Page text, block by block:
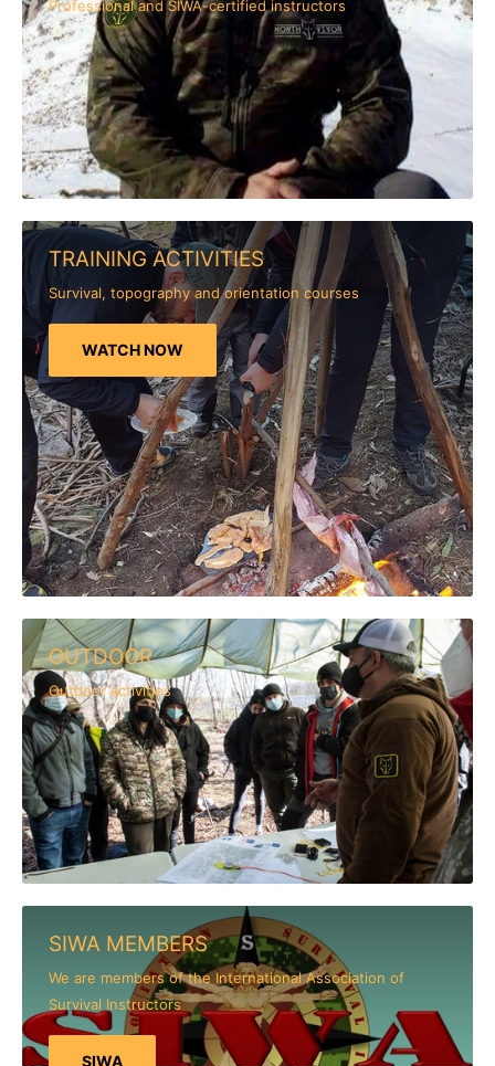
Professional and SIWA-certified instructors
TRAINING ACTIVITIES
Survival, topography and orientation courses
WATCH NOW
OUTDOOR
Outdoor activities
SIWA MEMBERS
We are members of the International Association of
Survival Instructors
SIWA